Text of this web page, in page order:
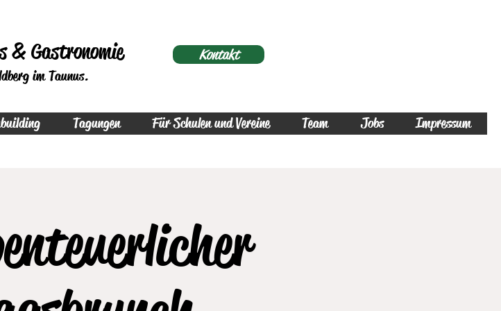
Kontakt
& Gastronomie
im Taunus.
Tagungen Für Schulen und Vereine Team Jobs Impressum